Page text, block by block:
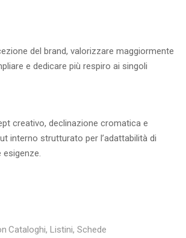
del brand, valorizzare maggiormente
e dedicare più respiro ai singoli
creativo, declinazione cromatica e
interno strutturato per l’adattabilità di
Cataloghi, Listini, Schede